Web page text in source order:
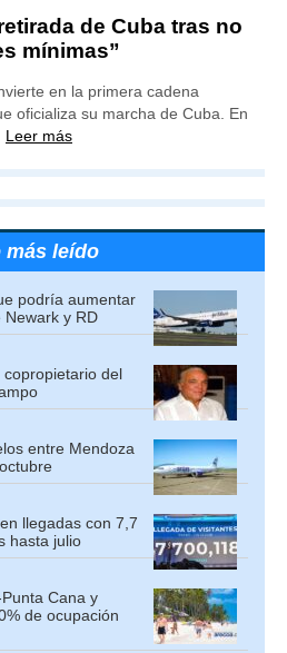
de Cuba tras no
mínimas”
en la primera cadena
oficializa su marcha de Cuba. En
Leer más
más leído
podría aumentar
Newark y RD
copropietario del
entre Mendoza
llegadas con 7,7
hasta julio
Cana y
de ocupación